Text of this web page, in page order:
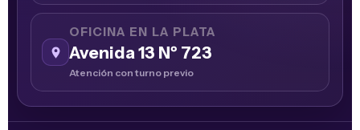
OFICINA EN LA PLATA
Avenida 13 Nº 723
Atención con turno previo